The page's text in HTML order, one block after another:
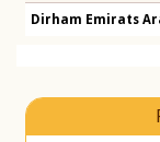
Dirham Emirats